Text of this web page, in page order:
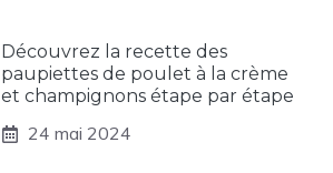
Découvrez la recette des
paupiettes de poulet à la crème
et champignons étape par étape
24 mai 2024